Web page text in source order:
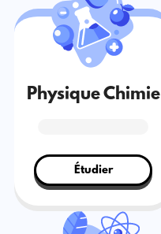
Physique Chimie
Étudier